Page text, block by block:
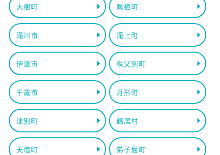
大樹町 鷹栖町
滝川市 滝上町
伊達市 秩父別町
千歳市 月形町
津別町 鶴居村
天塩町 弟子屈町